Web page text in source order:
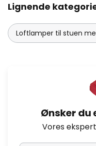
Lignende
Loftlamper til stuen
Ønsker du
Vores